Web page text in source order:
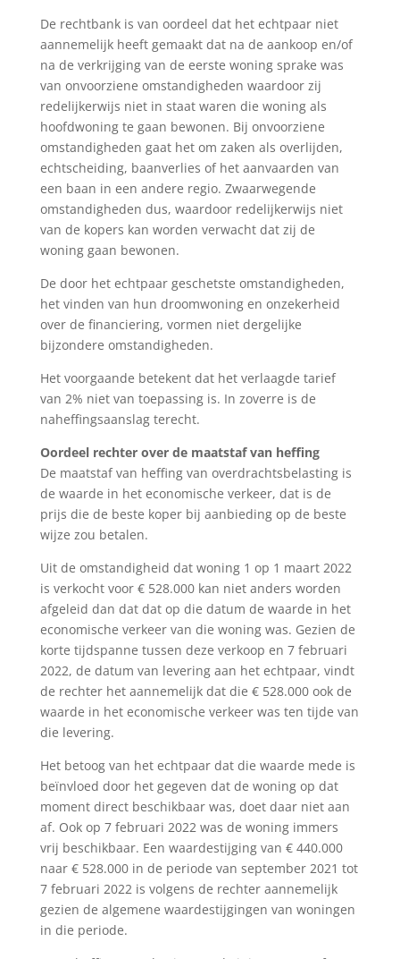
De rechtbank is van oordeel dat het echtpaar niet
aannemelijk heeft gemaakt dat na de aankoop en/of
na de verkrijging van de eerste woning sprake was
van onvoorziene omstandigheden waardoor zij
redelijkerwijs niet in staat waren die woning als
hoofdwoning te gaan bewonen. Bij onvoorziene
omstandigheden gaat het om zaken als overlijden,
echtscheiding, baanverlies of het aanvaarden van
een baan in een andere regio. Zwaarwegende
omstandigheden dus, waardoor redelijkerwijs niet
van de kopers kan worden verwacht dat zij de
woning gaan bewonen.
De door het echtpaar geschetste omstandigheden,
het vinden van hun droomwoning en onzekerheid
over de financiering, vormen niet dergelijke
bijzondere omstandigheden.
Het voorgaande betekent dat het verlaagde tarief
van 2% niet van toepassing is. In zoverre is de
naheffingsaanslag terecht.
Oordeel rechter over de maatstaf van heffing
De maatstaf van heffing van overdrachtsbelasting is
de waarde in het economische verkeer, dat is de
prijs die de beste koper bij aanbieding op de beste
wijze zou betalen.
Uit de omstandigheid dat woning 1 op 1 maart 2022
is verkocht voor € 528.000 kan niet anders worden
afgeleid dan dat dat op die datum de waarde in het
economische verkeer van die woning was. Gezien de
korte tijdspanne tussen deze verkoop en 7 februari
2022, de datum van levering aan het echtpaar, vindt
de rechter het aannemelijk dat die € 528.000 ook de
waarde in het economische verkeer was ten tijde van
die levering.
Het betoog van het echtpaar dat die waarde mede is
beïnvloed door het gegeven dat de woning op dat
moment direct beschikbaar was, doet daar niet aan
af. Ook op 7 februari 2022 was de woning immers
vrij beschikbaar. Een waardestijging van € 440.000
naar € 528.000 in de periode van september 2021 tot
7 februari 2022 is volgens de rechter aannemelijk
gezien de algemene waardestijgingen van woningen
in die periode.